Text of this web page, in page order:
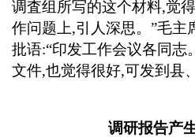
调査组所写的这个材料,觉
作问题上,引人深思。”毛主
批语:“印发工作会议各同志
文件,也觉得很好,可发到县
调研报告产